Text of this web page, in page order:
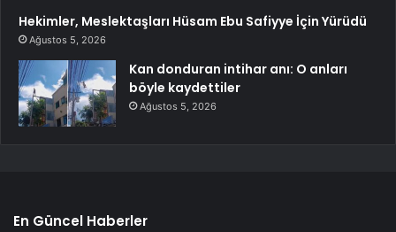
Hekimler, Meslektaşları Hüsam Ebu Safiyye İçin Yürüdü
Ağustos 5, 2026
Kan donduran intihar anı: O anları
böyle kaydettiler
Ağustos 5, 2026
En Güncel Haberler